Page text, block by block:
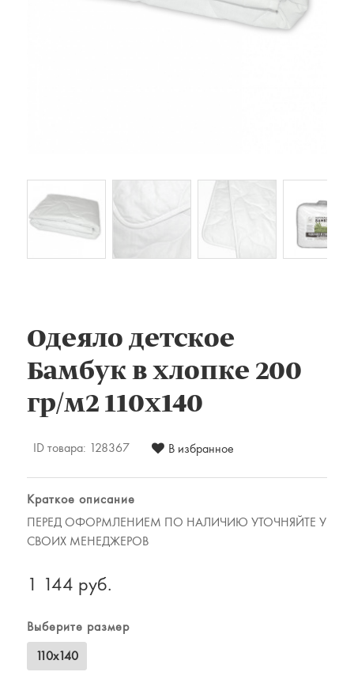
Полотенца
Комплекты постельного белья
Наматрацники
Наматрасники, матрасы и чехлы для
матрасов
Одеяла и подушки
Одежда
Для женщин
Предметы интерьера
Подарочные сертификаты
Одеяло детское
Бамбук в хлопке 200
гр/м2 110х140
ID товара: 128367 В избранное
Краткое описание
ПЕРЕД ОФОРМЛЕНИЕМ ПО НАЛИЧИЮ УТОЧНЯЙТЕ У
СВОИХ МЕНЕДЖЕРОВ
1 144 руб.
Выберите размер
110х140